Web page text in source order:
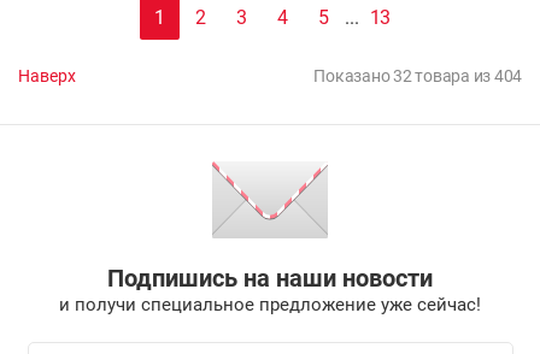
1 2 3 4 5 ... 13
Наверх Показано 32 товара из 404
Подпишись на наши новости
и получи специальное предложение уже сейчас!